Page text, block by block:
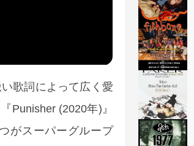
歌詞によって広く愛
Punisher (2020年)』
がスーパーグループ